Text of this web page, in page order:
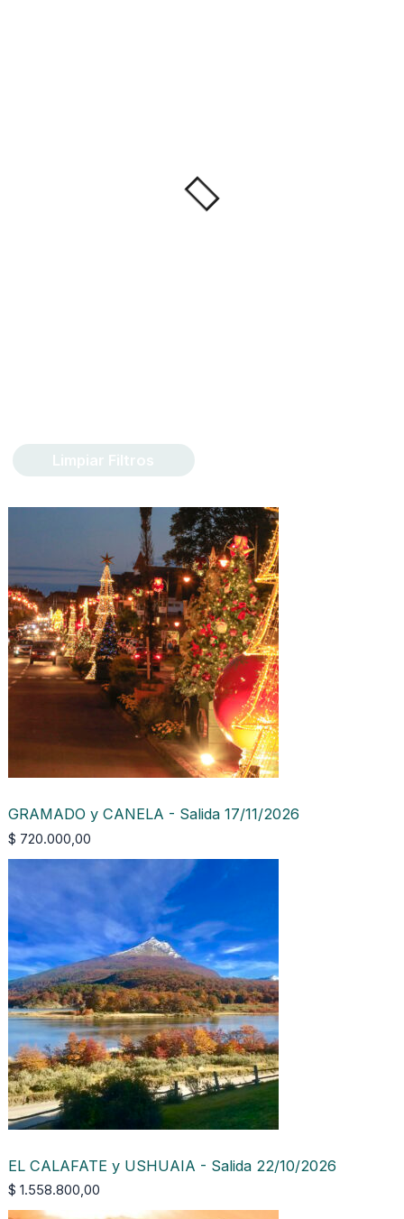
Limpiar Filtros
GRAMADO y CANELA - Salida 17/11/2026
$ 720.000,00
EL CALAFATE y USHUAIA - Salida 22/10/2026
$ 1.558.800,00